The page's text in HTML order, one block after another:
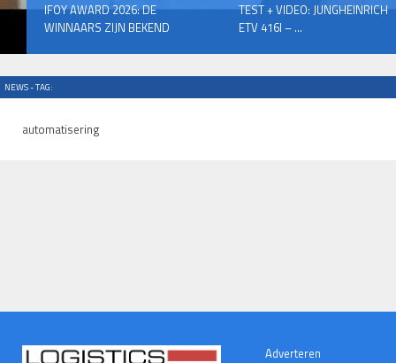
IFOY AWARD 2026: DE
WINNAARS ZIJN BEKEND
TEST + VIDEO: JUNGHEINRICH
ETV 416I – ...
NEWS - TAG:
automatisering
Adverteren